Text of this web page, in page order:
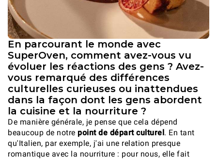
En parcourant le monde avec
SuperOven, comment avez-vous vu
évoluer les réactions des gens ? Avez-
vous remarqué des différences
culturelles curieuses ou inattendues
dans la façon dont les gens abordent
la cuisine et la nourriture ?
De manière générale, je pense que cela dépend
beaucoup de notre point de départ culturel. En tant
qu'Italien, par exemple, j'ai une relation presque
romantique avec la nourriture : pour nous, elle fait